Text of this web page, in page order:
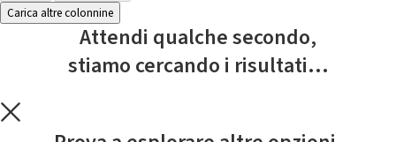
Carica altre colonnine
Attendi qualche secondo,
stiamo cercando i risultati...